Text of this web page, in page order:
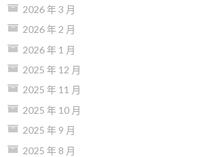
2026 年 3 月
2026 年 2 月
2026 年 1 月
2025 年 12 月
2025 年 11 月
2025 年 10 月
2025 年 9 月
2025 年 8 月